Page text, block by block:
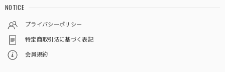
NOTICE
プライバシーポリシー
特定商取引法に基づく表記
会員規約